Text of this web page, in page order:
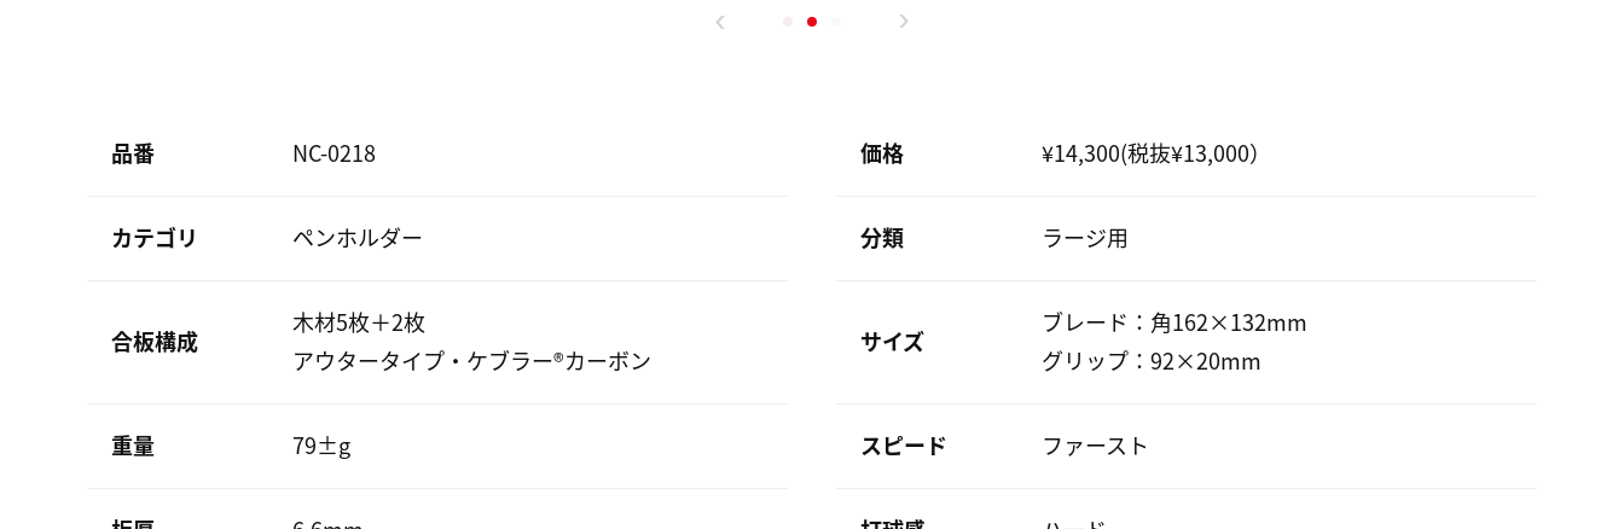
品番 NC-0218 価格 ¥14,300(税抜¥13,000）
カテゴリ ペンホルダー 分類 ラージ用
合板構成
木材5枚＋2枚
アウタータイプ・ケブラー®カーボン
サイズ
ブレード：角162×132mm
グリップ：92×20mm
重量 79±g スピード ファースト